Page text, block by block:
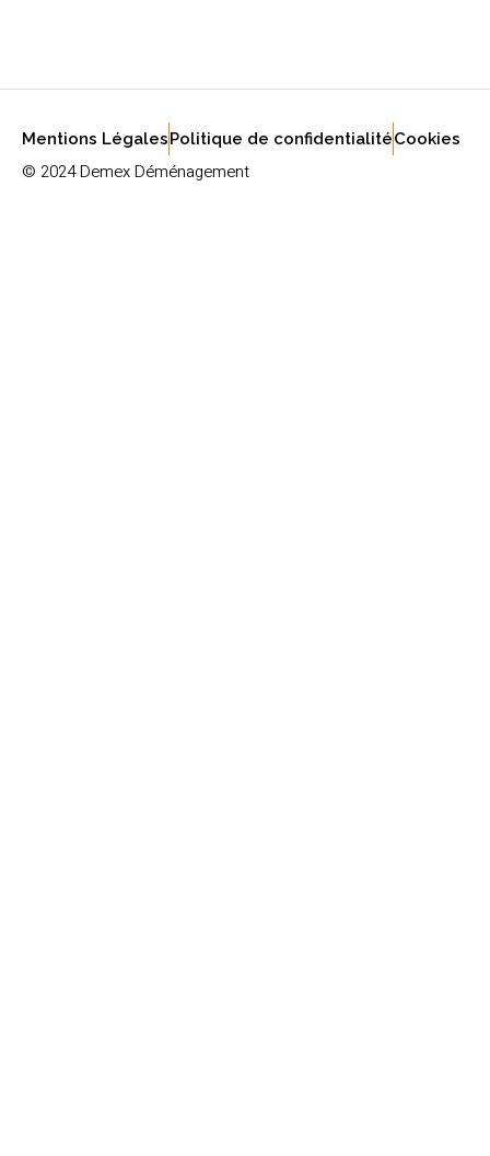
Mentions LégalesPolitique de confidentialitéCookies
© 2024 Demex Déménagement